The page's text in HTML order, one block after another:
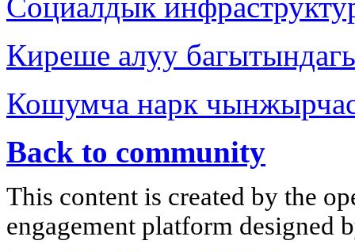
Киреше алуу
Кошумча нарк
Back to community
This content is created by the
engagement platform designed